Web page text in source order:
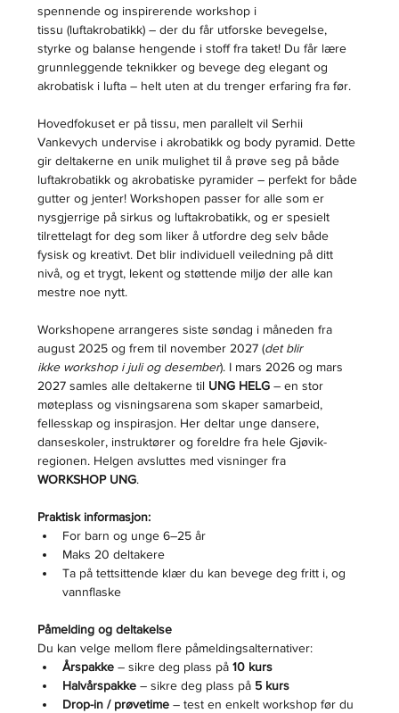
spennende og inspirerende workshop i
tissu (luftakrobatikk) – der du får utforske bevegelse,
styrke og balanse hengende i stoff fra taket! Du får lære
grunnleggende teknikker og bevege deg elegant og
akrobatisk i lufta – helt uten at du trenger erfaring fra før.
Hovedfokuset er på tissu, men parallelt vil Serhii
Vankevych undervise i akrobatikk og body pyramid. Dette
gir deltakerne en unik mulighet til å prøve seg på både
luftakrobatikk og akrobatiske pyramider – perfekt for både
gutter og jenter! Workshopen passer for alle som er
nysgjerrige på sirkus og luftakrobatikk, og er spesielt
tilrettelagt for deg som liker å utfordre deg selv både
fysisk og kreativt. Det blir individuell veiledning på ditt
nivå, og et trygt, lekent og støttende miljø der alle kan
mestre noe nytt.
Workshopene arrangeres siste søndag i måneden fra
august 2025 og frem til november 2027 (det blir
ikke workshop i juli og desember). I mars 2026 og mars
2027 samles alle deltakerne til UNG HELG – en stor
møteplass og visningsarena som skaper samarbeid,
fellesskap og inspirasjon. Her deltar unge dansere,
danseskoler, instruktører og foreldre fra hele Gjøvik-
regionen. Helgen avsluttes med visninger fra
WORKSHOP UNG.
Praktisk informasjon:
For barn og unge 6–25 år
Maks 20 deltakere
Ta på tettsittende klær du kan bevege deg fritt i, og
vannflaske
Påmelding og deltakelse
Du kan velge mellom flere påmeldingsalternativer:
Årspakke – sikre deg plass på 10 kurs
Halvårspakke – sikre deg plass på 5 kurs
Drop-in / prøvetime – test en enkelt workshop før du